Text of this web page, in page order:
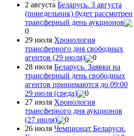
2 августа Беларусь. 3 августа
(понедельник) будет рассмотрен
трансферный день аукционов
0
29 июля Хронология
трансферного дня свободных
агентов (29 июля)
0
28 июля Беларусь. Заявки на
трансферный день свободных
агентов принимаются до 09:00
29 июля (среда)
0
27 июля Хронология
трансферного дня аукционов
(27 июля)
0
26 июля Чемпионат Беларуси.